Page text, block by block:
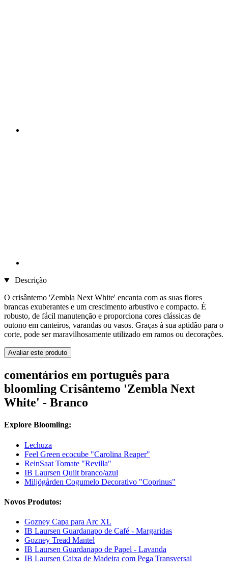
Descrição
O crisântemo 'Zembla Next White' encanta com as suas flores
brancas exuberantes e um crescimento arbustivo e compacto. É
robusto, de fácil manutenção e proporciona cores clássicas de
outono em canteiros, varandas ou vasos. Graças à sua aptidão para o
corte, pode ser maravilhosamente utilizado em ramos ou decorações.
Avaliar este produto
comentários em português para
bloomling Crisântemo 'Zembla Next
White' - Branco
Explore Bloomling:
Lechuza
Feel Green ecocube "Carolina Reaper"
ReinSaat Tomate "Revilla"
IB Laursen Quilt branco/azul
Miljögården Cogumelo Decorativo "Coprinus"
Novos Produtos:
Gozney Capa para Arc XL
IB Laursen Guardanapo de Café - Margaridas
Gozney Tread Mantel
IB Laursen Guardanapo de Papel - Lavanda
IB Laursen Caixa de Madeira com Pega Transversal